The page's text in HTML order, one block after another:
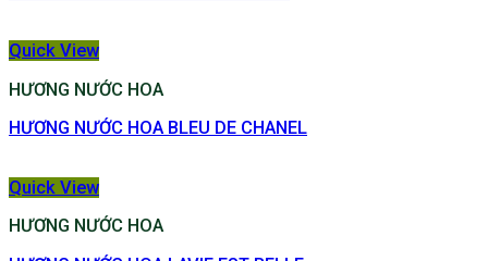
Quick View
HƯƠNG NƯỚC HOA
HƯƠNG NƯỚC HOA BLEU DE CHANEL
Quick View
HƯƠNG NƯỚC HOA